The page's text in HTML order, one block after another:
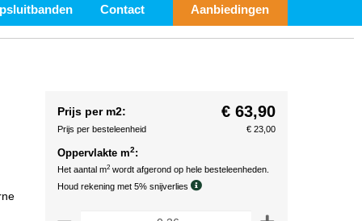
Contact Aanbiedingen
Prijs per m2: € 63,90
Prijs per besteleenheid € 23,00
Oppervlakte m2:
Het aantal m2 wordt afgerond op hele besteleenheden.
Houd rekening met 5% snijverlies